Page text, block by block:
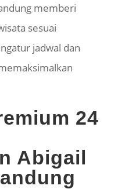
memberi
sesuai
jadwal dan
24
Abigail